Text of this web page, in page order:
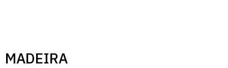
MADEIRA